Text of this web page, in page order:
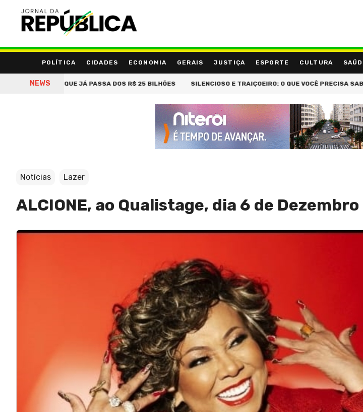
POLÍTICA CIDADES ECONOMIA GERAIS JUSTIÇA ESPORTE CULTURA
NEWS
QUE JÁ PASSA DOS R$ 25 BILHÕES SILENCIOSO E TRAIÇOEIRO: O QUE VOCÊ PRECISA SABER
Notícias Lazer
ALCIONE, ao Qualistage, dia 6 de Dezembro